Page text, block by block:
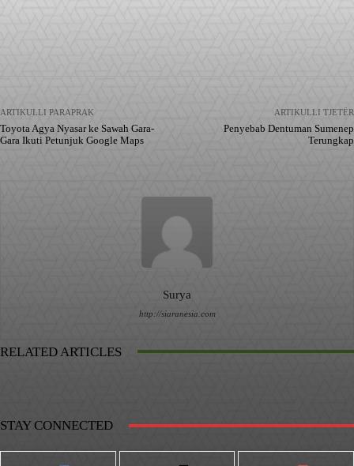
ARTIKULLI PARAPRAK
Toyota Agya Nyasar ke Sawah Gara-
Gara Ikuti Petunjuk Google Maps
ARTIKULLI TJETËR
Penyebab Dentuman Sumenep
Terungkap
Surya
http://siaranesia.com
RELATED ARTICLES
STAY CONNECTED